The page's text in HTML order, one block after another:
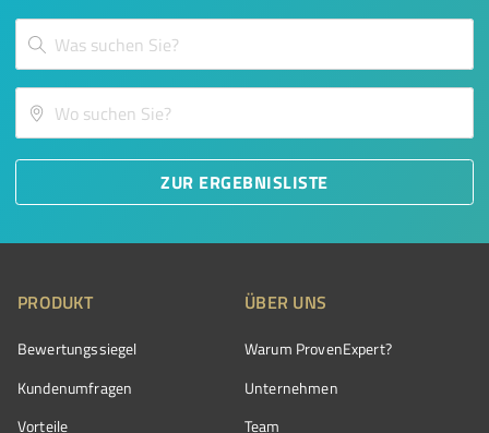
ZUR ERGEBNISLISTE
PRODUKT
Bewertungssiegel
Kundenumfragen
Vorteile
ÜBER UNS
Warum ProvenExpert?
Unternehmen
Team